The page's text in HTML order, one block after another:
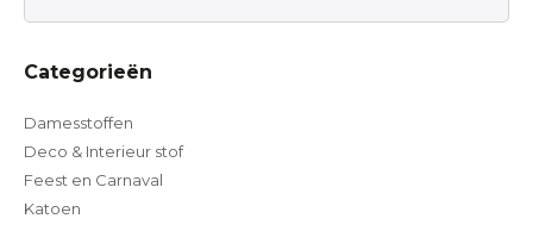
Categorieën
Damesstoffen
Deco & Interieur stof
Feest en Carnaval
Katoen